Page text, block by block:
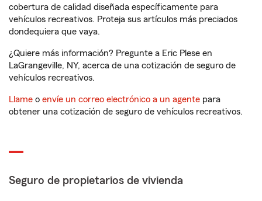
cobertura de calidad diseñada específicamente para
vehículos recreativos. Proteja sus artículos más preciados
dondequiera que vaya.
¿Quiere más información? Pregunte a Eric Plese en
LaGrangeville, NY, acerca de una cotización de seguro de
vehículos recreativos.
Llame o envíe un correo electrónico a un agente para
obtener una cotización de seguro de vehículos recreativos.
Seguro de propietarios de vivienda